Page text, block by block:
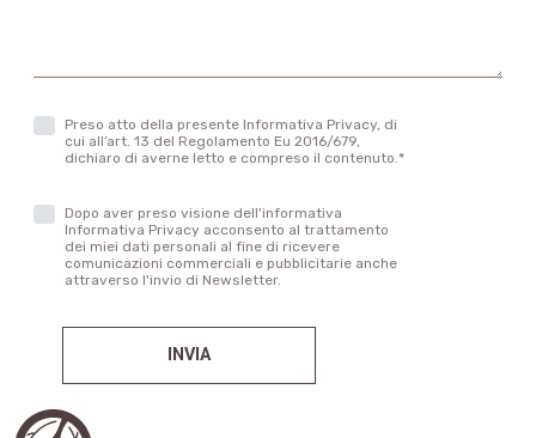
Preso atto della presente Informativa Privacy, di
cui all’art. 13 del Regolamento Eu 2016/679,
dichiaro di averne letto e compreso il contenuto.*
Dopo aver preso visione dell'informativa
Informativa Privacy acconsento al trattamento
dei miei dati personali al fine di ricevere
comunicazioni commerciali e pubblicitarie anche
attraverso l'invio di Newsletter.
INVIA